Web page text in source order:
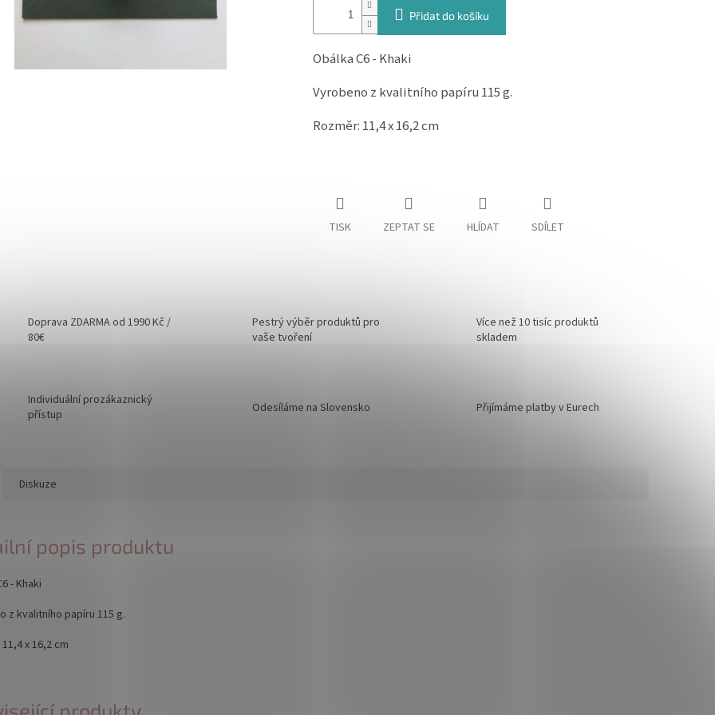
Přidat do košíku
Obálka C6 - Khaki
Vyrobeno z kvalitního papíru 115 g.
Rozměr: 11,4 x 16,2 cm
TISK ZEPTAT SE HLÍDAT SDÍLET
Doprava ZDARMA od 1990 Kč /
80€
Pestrý výběr produktů pro
vaše tvoření
Více než 10 tisíc produktů
skladem
Individuální prozákaznický
přístup
Odesíláme na Slovensko Přijímáme platby v Eurech
Diskuze
popis produktu
- Khaki
z kvalitního papíru 115 g.
x 16,2 cm